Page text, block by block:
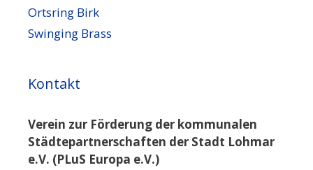
Ortsring Birk
Swinging Brass
Kontakt
Verein zur Förderung der kommunalen
Städtepartnerschaften der Stadt Lohmar
e.V. (PLuS Europa e.V.)